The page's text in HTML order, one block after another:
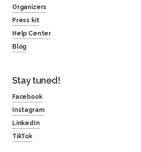
Organizers
Press kit
Help Center
Blog
Stay tuned!
Facebook
Instagram
LinkedIn
TikTok